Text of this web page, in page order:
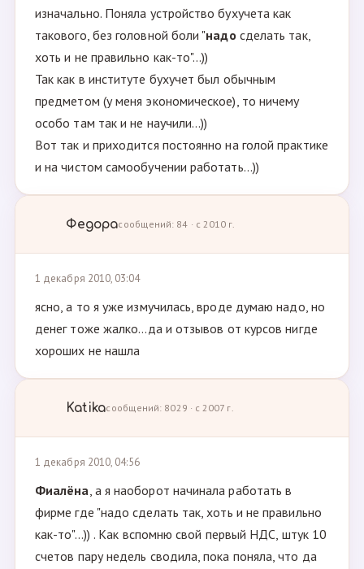
изначально. Поняла устройство бухучета как
такового, без головной боли "надо сделать так,
хоть и не правильно как-то"...))
Так как в институте бухучет был обычным
предметом (у меня экономическое), то ничему
особо там так и не научили...))
Вот так и приходится постоянно на голой практике
и на чистом самообучении работать...))
Федорасообщений: 84 · с 2010 г.
1 декабря 2010, 03:04
ясно, а то я уже измучилась, вроде думаю надо, но
денег тоже жалко...да и отзывов от курсов нигде
хороших не нашла
Katikaсообщений: 8029 · с 2007 г.
1 декабря 2010, 04:56
Фиалёна, а я наоборот начинала работать в
фирме где "надо сделать так, хоть и не правильно
как-то"...)) . Как вспомню свой первый НДС, штук 10
счетов пару недель сводила, пока поняла, что да